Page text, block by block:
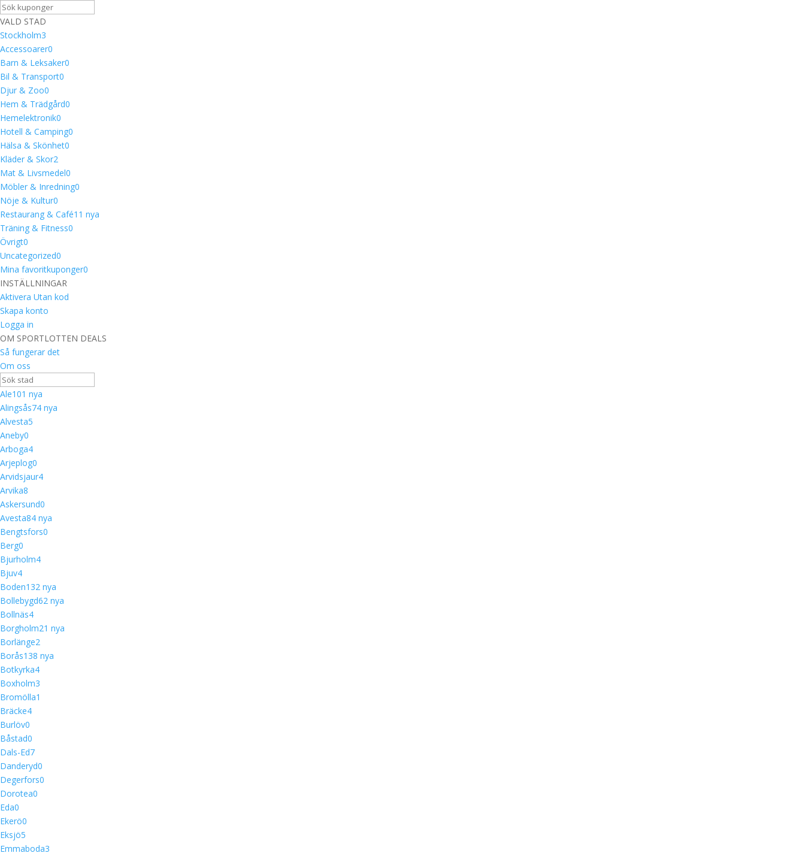
VALD STAD
Stockholm3
Accessoarer0
Barn & Leksaker0
Bil & Transport0
Djur & Zoo0
Hem & Trädgård0
Hemelektronik0
Hotell & Camping0
Hälsa & Skönhet0
Kläder & Skor2
Mat & Livsmedel0
Möbler & Inredning0
Nöje & Kultur0
Restaurang & Café1 1 nya
Träning & Fitness0
Övrigt0
Uncategorized0
Mina favoritkuponger0
INSTÄLLNINGAR
Aktivera Utan kod
Skapa konto
Logga in
OM SPORTLOTTEN DEALS
Så fungerar det
Om oss
Ale101 nya
Alingsås74 nya
Alvesta5
Aneby0
Arboga4
Arjeplog0
Arvidsjaur4
Arvika8
Askersund0
Avesta84 nya
Bengtsfors0
Berg0
Bjurholm4
Bjuv4
Boden132 nya
Bollebygd62 nya
Bollnäs4
Borgholm21 nya
Borlänge2
Borås138 nya
Botkyrka4
Boxholm3
Bromölla1
Bräcke4
Burlöv0
Båstad0
Dals-Ed7
Danderyd0
Degerfors0
Dorotea0
Eda0
Ekerö0
Eksjö5
Emmaboda3